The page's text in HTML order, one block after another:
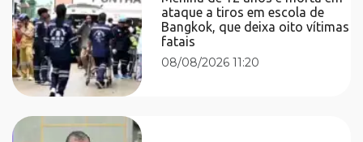
ataque a tiros em escola de
Bangkok, que deixa oito vítimas
fatais
08/08/2026 11:20